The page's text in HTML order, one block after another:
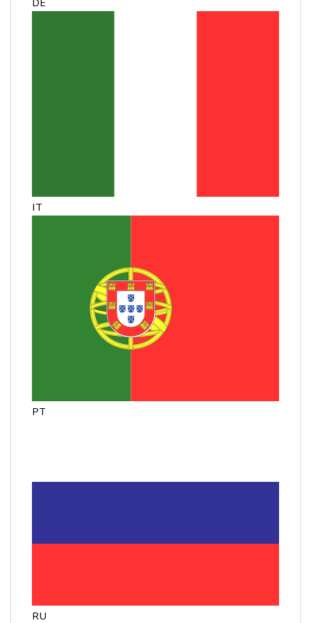
IT
PT
RU